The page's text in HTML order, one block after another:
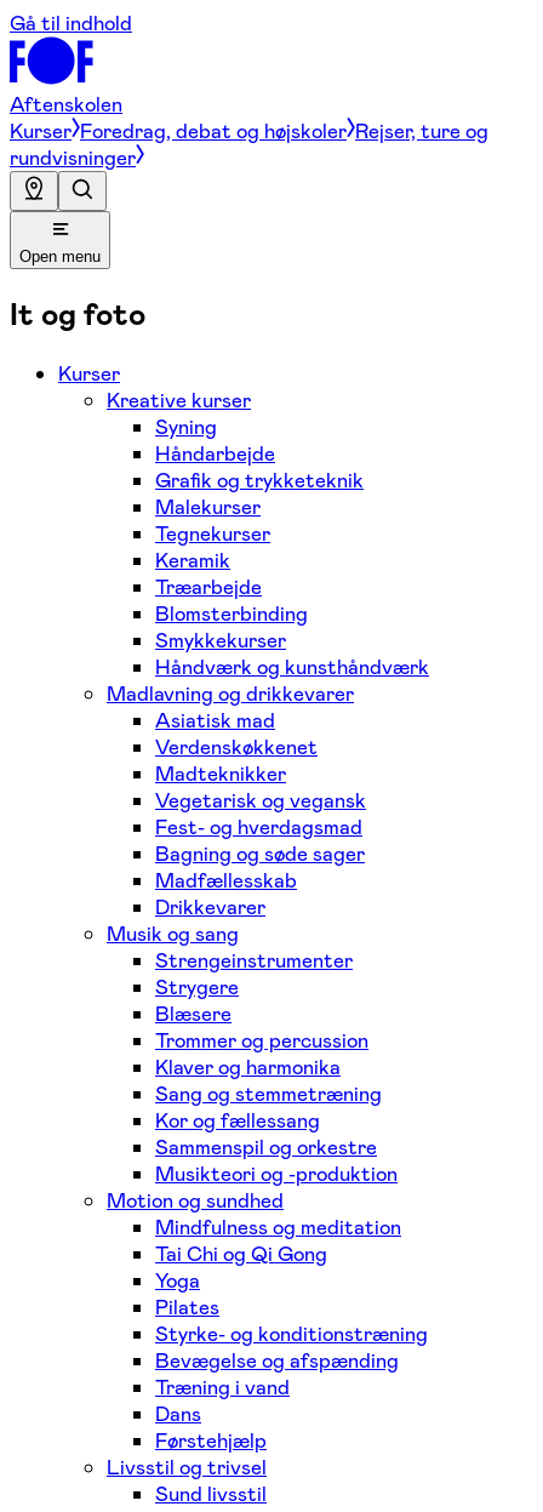
Gå til indhold
Aftenskolen
Kurser Foredrag, debat og højskoler Rejser, ture og
rundvisninger
Open menu
It og foto
Kurser
Kreative kurser
Syning
Håndarbejde
Grafik og trykketeknik
Malekurser
Tegnekurser
Keramik
Træarbejde
Blomsterbinding
Smykkekurser
Håndværk og kunsthåndværk
Madlavning og drikkevarer
Asiatisk mad
Verdenskøkkenet
Madteknikker
Vegetarisk og vegansk
Fest- og hverdagsmad
Bagning og søde sager
Madfællesskab
Drikkevarer
Musik og sang
Strengeinstrumenter
Strygere
Blæsere
Trommer og percussion
Klaver og harmonika
Sang og stemmetræning
Kor og fællessang
Sammenspil og orkestre
Musikteori og -produktion
Motion og sundhed
Mindfulness og meditation
Tai Chi og Qi Gong
Yoga
Pilates
Styrke- og konditionstræning
Bevægelse og afspænding
Træning i vand
Dans
Førstehjælp
Livsstil og trivsel
Sund livsstil